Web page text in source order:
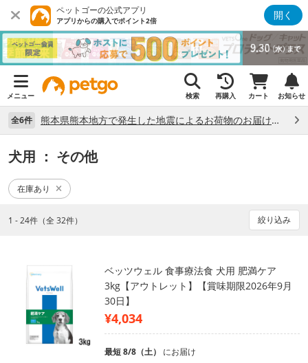
ペットゴーの公式アプリ
アプリからの購入でポイント2倍 開く
メニュー 検索 再購入 カート お知らせ
全6件 熊本県熊本地方で発生した地震によるお荷物のお届け状況について （7/28）
犬用 ： その他
在庫あり
1 - 24件（全 32件） 絞り込み
ベッツウェル 食事療法食 犬用 肥満ケア
3kg【アウトレット】【賞味期限2026年9月
30日】
¥4,034
最短 8/8（土） にお届け